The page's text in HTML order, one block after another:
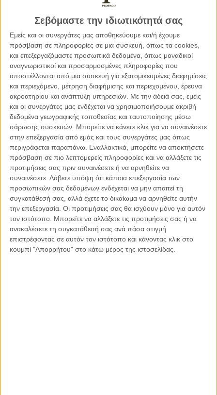
Σεβόμαστε την ιδιωτικότητά σας
Εμείς και οι συνεργάτες μας αποθηκεύουμε και/ή έχουμε
πρόσβαση σε πληροφορίες σε μια συσκευή, όπως τα cookies,
και επεξεργαζόμαστε προσωπικά δεδομένα, όπως μοναδικοί
αναγνωριστικοί και προσαρμοσμένες πληροφορίες που
αποστέλλονται από μια συσκευή για εξατομικευμένες διαφημίσεις
και περιεχόμενο, μέτρηση διαφήμισης και περιεχομένου, έρευνα
ακροατηρίου και ανάπτυξη υπηρεσιών. Με την άδειά σας, εμείς
και οι συνεργάτες μας ενδέχεται να χρησιμοποιήσουμε ακριβή
δεδομένα γεωγραφικής τοποθεσίας και ταυτοποίησης μέσω
σάρωσης συσκευών. Μπορείτε να κάνετε κλικ για να συναινέσετε
στην επεξεργασία από εμάς και τους συνεργάτες μας όπως
περιγράφεται παραπάνω. Εναλλακτικά, μπορείτε να αποκτήσετε
πρόσβαση σε πιο λεπτομερείς πληροφορίες και να αλλάξετε τις
προτιμήσεις σας πριν συναινέσετε ή να αρνηθείτε να
συναινέσετε. Λάβετε υπόψη ότι κάποια επεξεργασία των
προσωπικών σας δεδομένων ενδέχεται να μην απαιτεί τη
συγκατάθεσή σας, αλλά έχετε το δικαίωμα να αρνηθείτε αυτήν
την επεξεργασία. Οι προτιμήσεις σας θα ισχύουν μόνο για αυτόν
τον ιστότοπο. Μπορείτε να αλλάξετε τις προτιμήσεις σας ή να
ανακαλέσετε τη συγκατάθεσή σας ανά πάσα στιγμή
επιστρέφοντας σε αυτόν τον ιστότοπο και κάνοντας κλικ στο
κουμπί "Απορρήτου" στο κάτω μέρος της ιστοσελίδας.
μαθητής που με το αρνητικό self test μπορεί να πάει στο
σχολείο δεν μπορει να πάει στην αθλητική του
δραστηριότητα, όπου χρειάζεται και αρνητικό rapid test!
Εύλογα γεννιούνται πολλά ερωτήματα… Από την στιγμή που
προκρίθηκε η λύση των self tests για το ασφαλές άνοιγμα
των σχολείων και του λιανεμπορίου, θα μπορούσε να
χρησιμοποιηθεί και για το άνοιγμα του αθλητισμού σε όλες
τις ηλικίες.
Να επισημάνω επίσης ότιο χώρος του αθλητισμού είναι
αποδεδειγμένα ο πιο πειθαρχημένος , αφού τα παιδιά-
αθλητές το πρώτο πράγμα που μαθαίνουν στον αθλητισμό
είναι να πειθαρχούν και να σέβονται τους κανόνες.
Βιώνοντας λοιπόν όλον αυτό τον παραλογισμό, στερούνται
τα παιδια μας την δυνατότητα συστηματικής άσκησης και
τιμωρούμε με κατ΄ οίκον περιορισμό
. Κύριοι, έστω και
τώρα, να ανοίξουν άμεσα οι χωροι αθλητικών
δραστηριοτήτων και φυσικά οι πισίνες με τα όποια
περιοριστικά μέτρα κρίνονται αναγκαία και ας σταματήσει